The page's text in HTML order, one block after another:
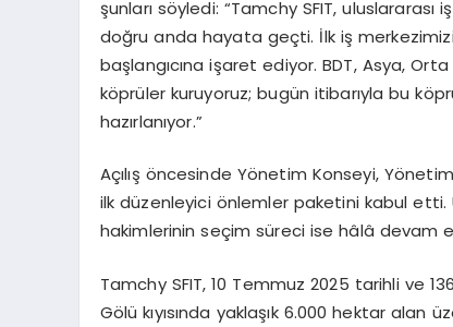
şunları söyledi: “Tamchy SFIT, uluslararası
doğru anda hayata geçti. İlk iş
başlangıcına işaret ediyor. BDT, Asya,
köprüler kuruyoruz; bugün itibarıyla bu
hazırlanıyor.”
Açılış öncesinde Yönetim Konseyi,
ilk düzenleyici önlemler paketini kabul etti.
hakimlerinin seçim süreci ise hâlâ devam
Tamchy SFIT, 10 Temmuz 2025 tarihli ve
Gölü kıyısında yaklaşık 6.000 hektar